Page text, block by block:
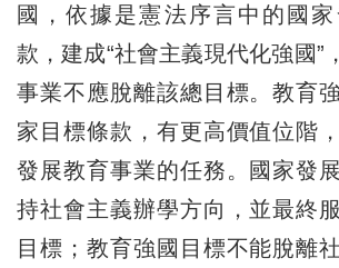
國，依據是憲法序言中的國
款，建成“社會主義現代化強國”
事業不應脫離該總目標。教育
家目標條款，有更高價值位階
發展教育事業的任務。國家發
持社會主義辦學方向，並最終
目標；教育強國目標不能脫離